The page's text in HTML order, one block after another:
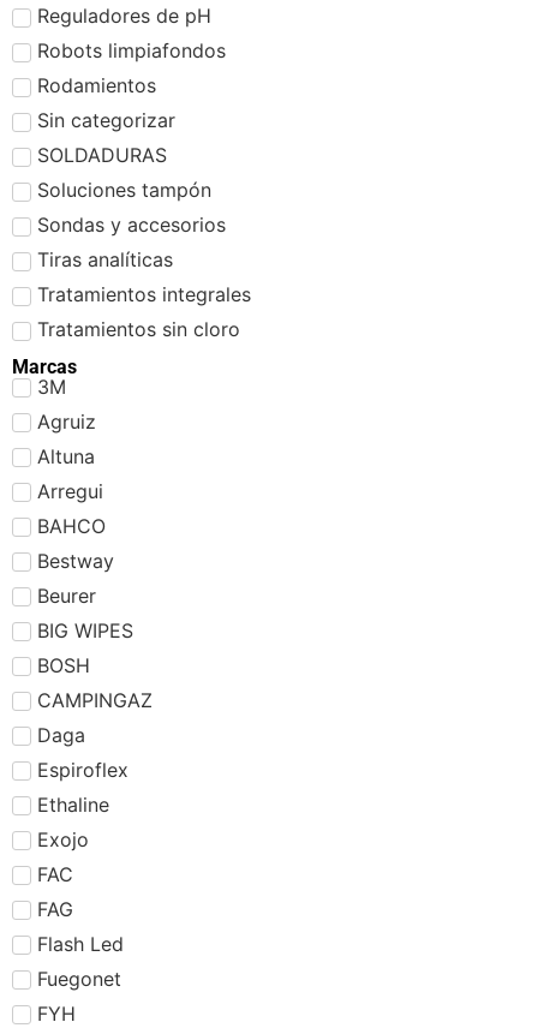
Reguladores de pH
Robots limpiafondos
Rodamientos
Sin categorizar
SOLDADURAS
Soluciones tampón
Sondas y accesorios
Tiras analíticas
Tratamientos integrales
Tratamientos sin cloro
Marcas
3M
Agruiz
Altuna
Arregui
BAHCO
Bestway
Beurer
BIG WIPES
BOSH
CAMPINGAZ
Daga
Espiroflex
Ethaline
Exojo
FAC
FAG
Flash Led
Fuegonet
FYH